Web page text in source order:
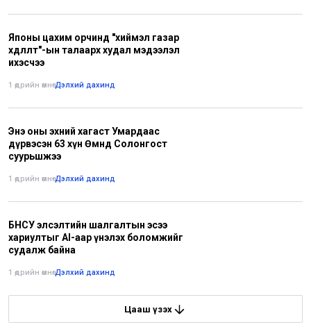
Японы цахим орчинд "хиймэл газар
хөдлөлт"-ын талаарх худал мэдээлэл
ихэсчээ
1 өдрийн өмнө•Дэлхий дахинд
Энэ оны эхний хагаст Умардаас
дүрвэсэн 63 хүн Өмнөд Солонгост
суурьшжээ
1 өдрийн өмнө•Дэлхий дахинд
БНСУ элсэлтийн шалгалтын эсээ
хариултыг AI-аар үнэлэх боломжийг
судалж байна
1 өдрийн өмнө•Дэлхий дахинд
Цааш үзэх